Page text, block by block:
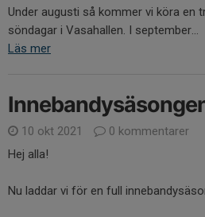
Under augusti så kommer vi köra en
söndagar i Vasahallen. I september...
Läs mer
10 okt 2021
0 kommentarer
Hej alla!
Nu laddar vi för en full